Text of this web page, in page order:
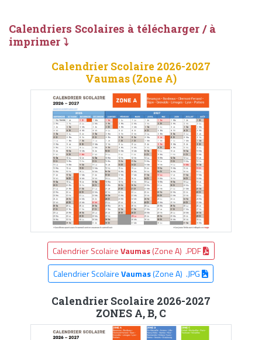
Calendriers Scolaires à télécharger / à
imprimer ⤵
Calendrier Scolaire 2026-2027
Vaumas (Zone A)
Calendrier ScolaireVaumas(Zone A) .PDF
Calendrier ScolaireVaumas(Zone A) .JPG
Calendrier Scolaire 2026-2027
ZONES A, B, C